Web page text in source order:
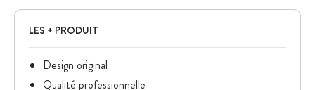
LES + PRODUIT
Design original
Qualité professionnelle